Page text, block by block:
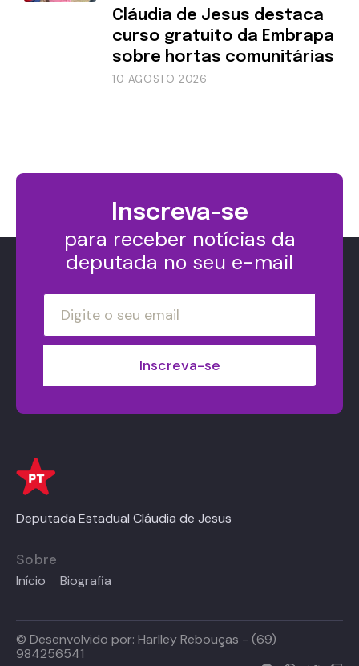
Cláudia de Jesus destaca
curso gratuito da Embrapa
sobre hortas comunitárias
10 AGOSTO 2026
Inscreva-se
para receber notícias da
deputada no seu e-mail
Deputada Estadual Cláudia de Jesus
Sobre
Início Biografia
© Desenvolvido por: Harlley Rebouças - (69)
984256541